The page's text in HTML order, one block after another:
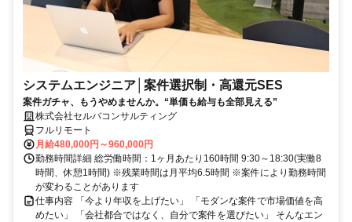
システムエンジニア│案件選択制・高還元SES
案件ガチャ、もうやめませんか。“単価も給与も全部見える”
株式会社セルバコンサルティング
フルリモート
月給480,000円～960,000円
勤務時間詳細 総労働時間：1ヶ月あたり160時間 9:30～18:30(実働8
時間、休憩1時間) ※残業時間は月平均6.5時間 ※案件により勤務時間
が変わることがあります
仕事内容 「今より年収を上げたい」 「モダンな案件で市場価値を高
めたい」 「会社都合ではなく、自分で案件を選びたい」 そんなエン